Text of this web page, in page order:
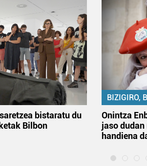
bistaratu du
Bilbon
BIZIGIRO,
Onintza
jaso
handiena